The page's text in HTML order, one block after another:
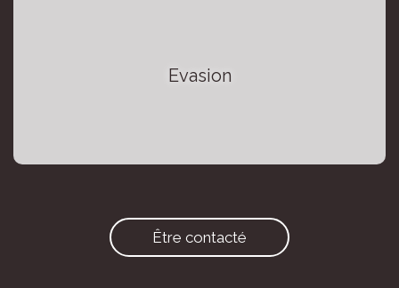
Evasion
Être contacté